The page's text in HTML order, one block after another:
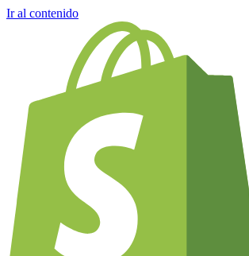
Ir al contenido